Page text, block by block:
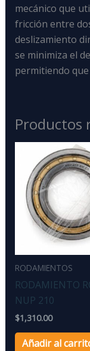
mecánico que
fricción entre
deslizamiento
se minimiza el
permitiendo
Productos
RODAMIENTOS
RODAMIENTO
NUP 210
$1,310.00
Añadir al